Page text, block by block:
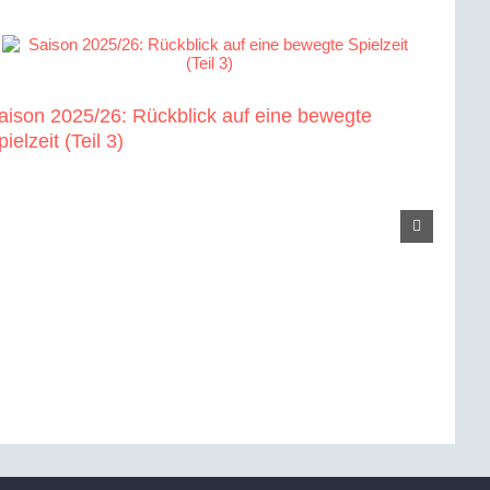
2025/26: Rückblick auf eine bewegte
(Teil 3)